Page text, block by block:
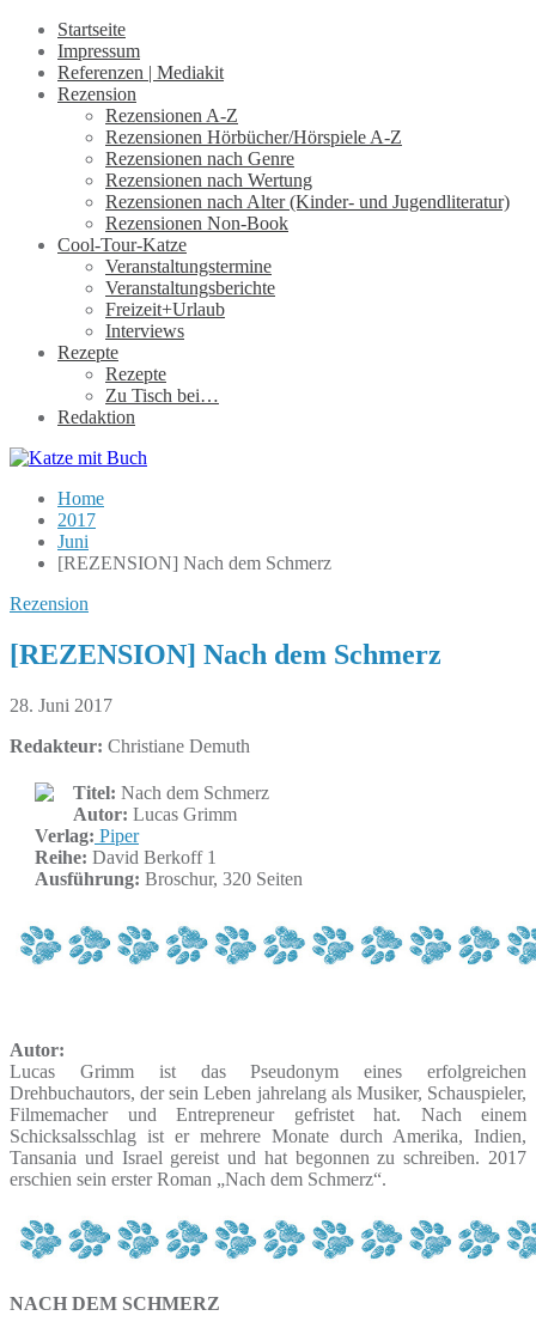
Startseite
Impressum
Referenzen | Mediakit
Rezension
Rezensionen A-Z
Rezensionen Hörbücher/Hörspiele A-Z
Rezensionen nach Genre
Rezensionen nach Wertung
Rezensionen nach Alter (Kinder- und Jugendliteratur)
Rezensionen Non-Book
Cool-Tour-Katze
Veranstaltungstermine
Veranstaltungsberichte
Freizeit+Urlaub
Interviews
Rezepte
Rezepte
Zu Tisch bei…
Redaktion
Home
2017
Juni
[REZENSION] Nach dem Schmerz
Rezension
[REZENSION] Nach dem Schmerz
28. Juni 2017
Redakteur: Christiane Demuth
Titel: Nach dem Schmerz
Autor: Lucas Grimm
Verlag: Piper
Reihe: David Berkoff 1
Ausführung: Broschur, 320 Seiten
Autor:
Lucas Grimm ist das Pseudonym eines erfolgreichen
Drehbuchautors, der sein Leben jahrelang als Musiker, Schauspieler,
Filmemacher und Entrepreneur gefristet hat. Nach einem
Schicksalsschlag ist er mehrere Monate durch Amerika, Indien,
Tansania und Israel gereist und hat begonnen zu schreiben. 2017
erschien sein erster Roman „Nach dem Schmerz“.
NACH DEM SCHMERZ